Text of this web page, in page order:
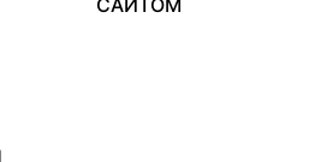
САЙТОМ